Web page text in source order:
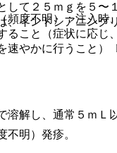
度不明）：注入
こと（症状に応
やかに行うこと）
明）発疹。
て２５ｍｇを５
インドシアニン
解し、通常５ｍＬ